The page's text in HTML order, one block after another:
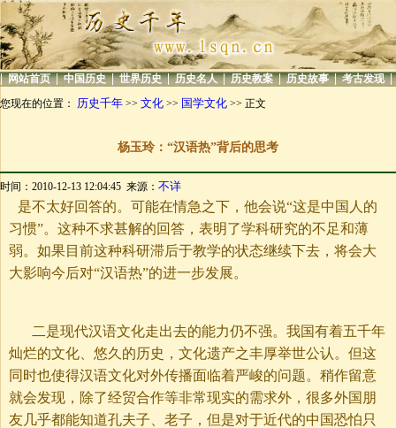
| 网站首页 | 中国历史 | 世界历史 | 历史名人 | 历史教案 | 历史故事 | 考古发现 |
您现在的位置： 历史千年 >> 文化 >> 国学文化 >> 正文
杨玉玲：“汉语热”背后的思考
时间：2010-12-13 12:04:45 来源： 不详
是不太好回答的。可能在情急之下，他会说“这是中国人的
习惯”。这种不求甚解的回答，表明了学科研究的不足和薄
弱。如果目前这种科研滞后于教学的状态继续下去，将会大
大影响今后对“汉语热”的进一步发展。
二是现代汉语文化走出去的能力仍不强。我国有着五千年
灿烂的文化、悠久的历史，文化遗产之丰厚举世公认。但这
同时也使得汉语文化对外传播面临着严峻的问题。稍作留意
就会发现，除了经贸合作等非常现实的需求外，很多外国朋
友几乎都能知道孔夫子、老子，但是对于近代的中国恐怕只